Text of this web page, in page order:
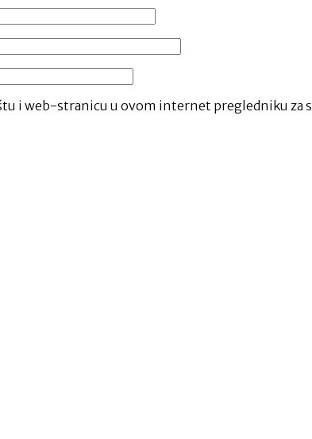
i web-stranicu u ovom internet pregledniku za